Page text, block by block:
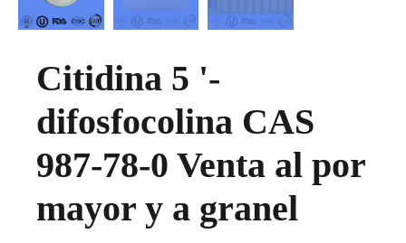
Citidina 5 '-
difosfocolina CAS
987-78-0 Venta al por
mayor y a granel